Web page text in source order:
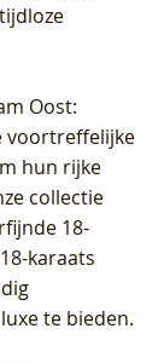
Oost:
voortreffelijke
hun rijke
collectie
18-
karaats
te bieden.